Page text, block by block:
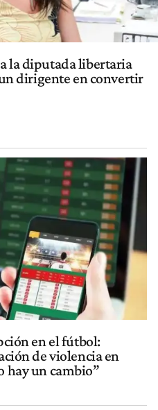
la diputada libertaria
dirigente en convertir
en el fútbol:
de violencia en
hay un cambio”